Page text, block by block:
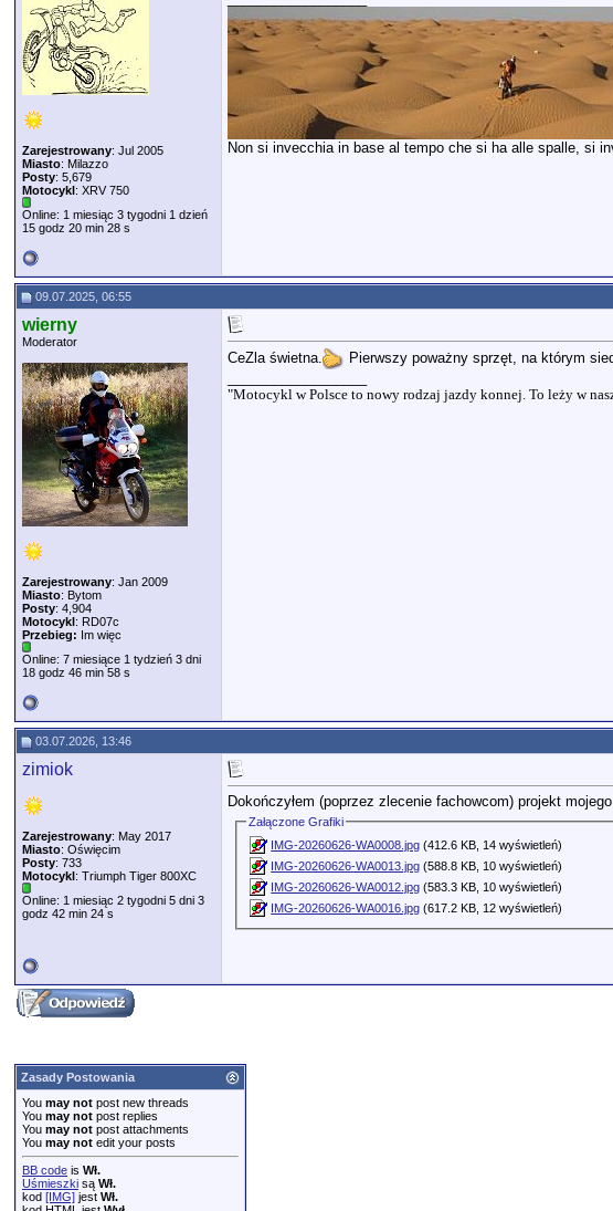
Zarejestrowany: Jul 2005
Miasto: Milazzo
Posty: 5,679
Motocykl: XRV 750
Online: 1 miesiąc 3 tygodni 1 dzień
15 godz 20 min 28 s
Non si invecchia in base al tempo che si ha alle spalle, si
09.07.2025, 06:55
wierny
Moderator
Zarejestrowany: Jan 2009
Miasto: Bytom
Posty: 4,904
Motocykl: RD07c
Przebieg: Im więc
Online: 7 miesiące 1 tydzień 3 dni
18 godz 46 min 58 s
CeZla świetna. Pierwszy poważny sprzęt, na którym
"Motocykl w Polsce to nowy rodzaj jazdy konnej. To leży w
03.07.2026, 13:46
zimiok
Zarejestrowany: May 2017
Miasto: Oświęcim
Posty: 733
Motocykl: Triumph Tiger 800XC
Online: 1 miesiąc 2 tygodni 5 dni 3
godz 42 min 24 s
Dokończyłem (poprzez zlecenie fachowcom) projekt
Załączone Grafiki
IMG-20260626-WA0008.jpg (412.6 KB, 14 wyświetleń)
IMG-20260626-WA0013.jpg (588.8 KB, 10 wyświetleń)
IMG-20260626-WA0012.jpg (583.3 KB, 10 wyświetleń)
IMG-20260626-WA0016.jpg (617.2 KB, 12 wyświetleń)
Zasady Postowania
You may not post new threads
You may not post replies
You may not post attachments
You may not edit your posts
BB code is Wł.
Uśmieszki są Wł.
kod [IMG] jest Wł.